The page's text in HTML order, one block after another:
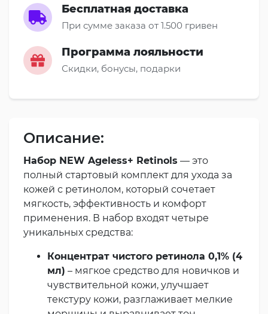
Бесплатная доставка
При сумме заказа от 1.500 гривен
Программа лояльности
Скидки, бонусы, подарки
Описание:
Набор NEW Ageless+ Retinols — это
полный стартовый комплект для ухода за
кожей с ретинолом, который сочетает
мягкость, эффективность и комфорт
применения. В набор входят четыре
уникальных средства:
Концентрат чистого ретинола 0,1% (4
мл) – мягкое средство для новичков и
чувствительной кожи, улучшает
текстуру кожи, разглаживает мелкие